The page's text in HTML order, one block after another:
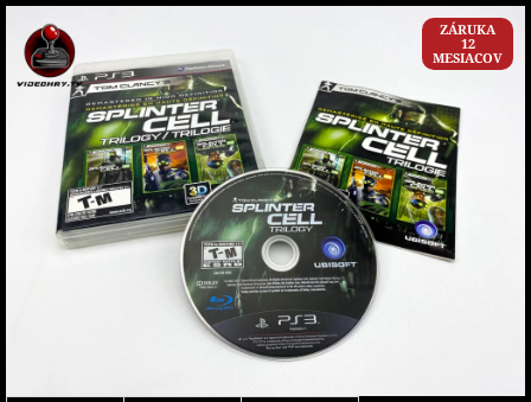
ZÁRUKA
12
MESIACOV